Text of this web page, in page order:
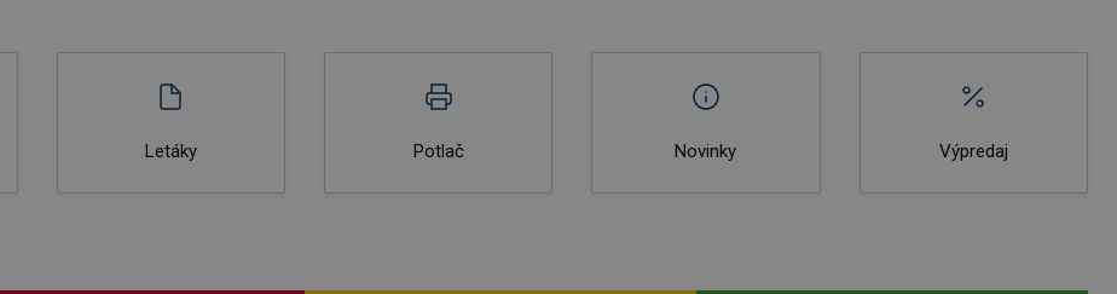
Letáky Potlač Novinky Výpredaj